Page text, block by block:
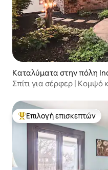
Καταλύματα στην πόλη
Σπίτι για σέρφερ | Κομψό
Κορυφαία επιλογή
Επιλογή επισκεπτών